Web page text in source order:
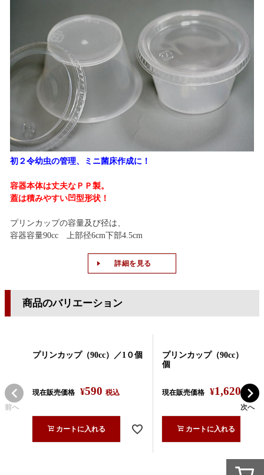
初２令幼虫の管理、ミニ菌床作成に！
容器本体は丈夫なＰＰ製。
蓋は積みやすい凹型形状！
プリンカップの容量及び径は、
容器容量90cc 上部径6cm下部4.5cm
詳細を見る
商品のバリエーション
前へ
プリンカップ（90cc）／1０個
現在販売価格 ¥590 税込
カートに入れる
プリンカップ（90cc）／３
個
現在販売価格 ¥1,620 税込
カートに入れる
次へ